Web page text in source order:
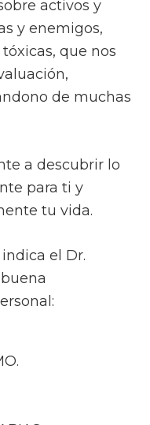
activos y
y enemigos,
que nos
de muchas
a descubrir lo
para ti y
tu vida.
el Dr.